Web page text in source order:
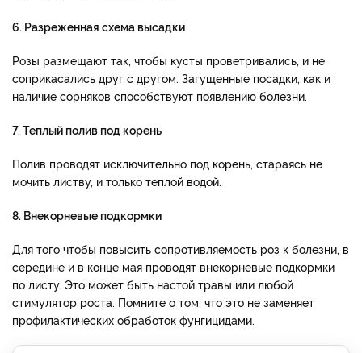
6. Разреженная схема высадки
Розы размещают так, чтобы кусты проветривались, и не
соприкасались друг с другом. Загущенные посадки, как и
наличие сорняков способствуют появлению болезни.
7. Теплый полив под корень
Полив проводят исключительно под корень, стараясь не
мочить листву, и только теплой водой.
8. Внекорневые подкормки
Для того чтобы повысить сопротивляемость роз к болезни, в
середине и в конце мая проводят внекорневые подкормки
по листу. Это может быть настой травы или любой
стимулятор роста. Помните о том, что это не заменяет
профилактических обработок фунгицидами.